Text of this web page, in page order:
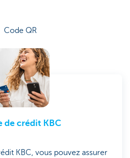
Code QR
de crédit KBC
KBC, vous pouvez assurer